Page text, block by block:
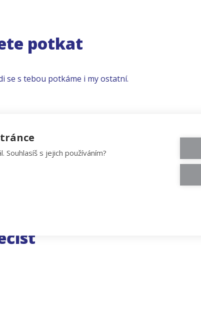
potkat
se s tebou potkáme i my ostatní.
Souhlasíš s jejich používáním?